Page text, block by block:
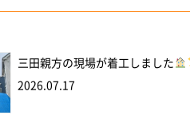
三田親方の現場が着工しました
2026.07.17